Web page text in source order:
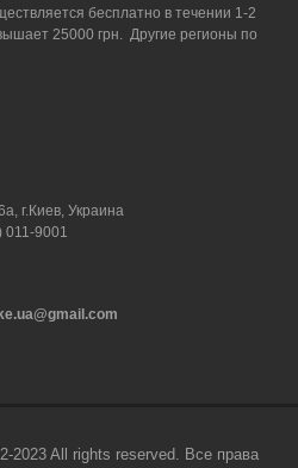
бесплатно в течении 1-2
25000 грн. Другие регионы по
г.Киев, Украина
9001
2023 All rights reserved. Все права